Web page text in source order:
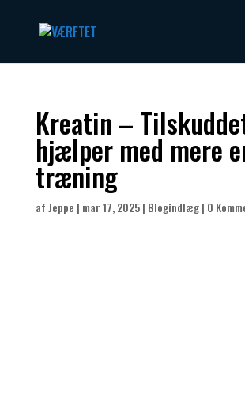
Kreatin –
hjælper med mere
træning
afJeppe | mar 17, 2025| Blogindlæg| 0